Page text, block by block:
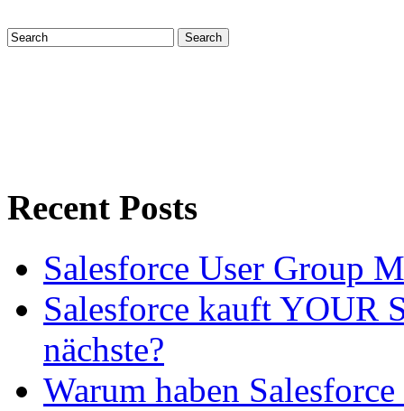
Recent Posts
Salesforce User Group
Salesforce kauft YOUR
nächste?
Warum haben